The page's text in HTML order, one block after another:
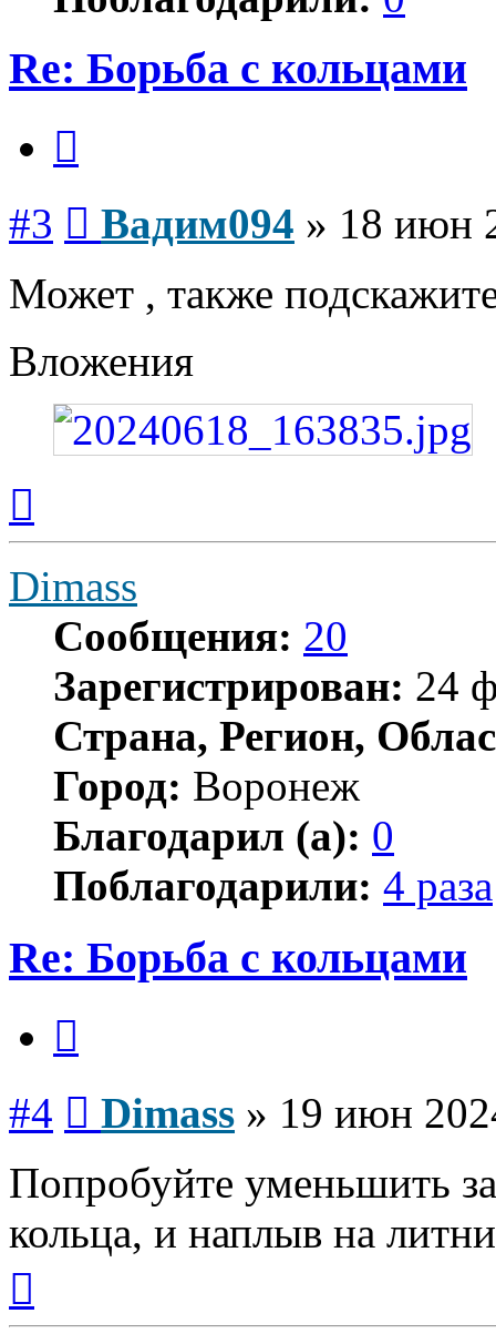
Re: Борьба с кольцами
#3 Вадим094 » 18 июн
Может , также
Вложения
началу
Dimass
Сообщения: 20
Зарегистрирован: 24
Страна, Регион,
Город: Воронеж
Благодарил (а): 0
Поблагодарили: 4 раза
Re: Борьба с кольцами
#4 Dimass » 19 июн
Попробуйте уменьшить
кольца, и наплыв на
началу